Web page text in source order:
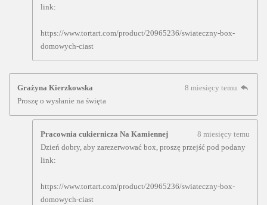
link:
https://www.tortart.com/product/20965236/swiateczny-box-
domowych-ciast
Grażyna Kierzkowska
8 miesięcy temu
Proszę o wysłanie na święta
Pracownia cukiernicza Na Kamiennej
8 miesięcy temu
Dzień dobry, aby zarezerwować box, proszę przejść pod podany
link:
https://www.tortart.com/product/20965236/swiateczny-box-
domowych-ciast